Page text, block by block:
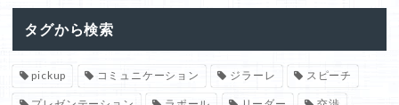
タグから検索
pickup コミュニケーション ジラーレ スピーチ